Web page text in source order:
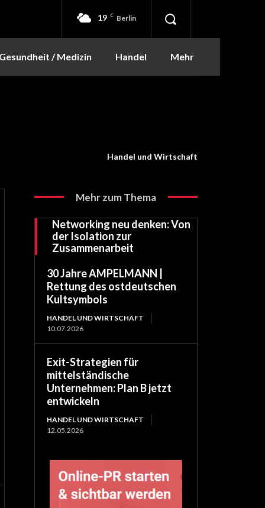
19 C Berlin
/ Medizin Handel Mehr
Handel und Wirtschaft
Mehr zum Thema
Networking neu denken: Von
der Isolation zur
Zusammenarbeit
30 Jahre AMPELMANN |
Rettung des ostdeutschen
Kultsymbols
HANDEL UND WIRTSCHAFT
10.07.2026
Exit-Strategien für
mittelständische
Unternehmen: Plan B jetzt
entwickeln
HANDEL UND WIRTSCHAFT
12.05.2026